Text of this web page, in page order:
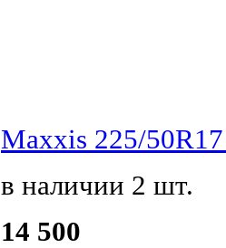
Maxxis 225/
в наличии 2 шт.
14 500